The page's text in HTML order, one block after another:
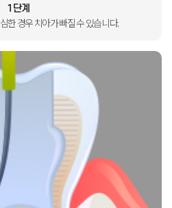
1단계
심한 경우 치아가 빠질 수있습니다.